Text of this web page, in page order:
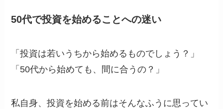
50代で投資を始めることへの迷い
「投資は若いうちから始めるものでしょう？」
「50代から始めても、間に合うの？」
私自身、投資を始める前はそんなふうに思ってい